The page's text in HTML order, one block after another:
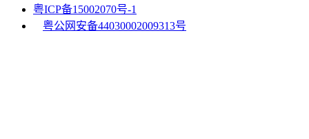
粤ICP备15002070号-1
粤公网安备44030002009313号